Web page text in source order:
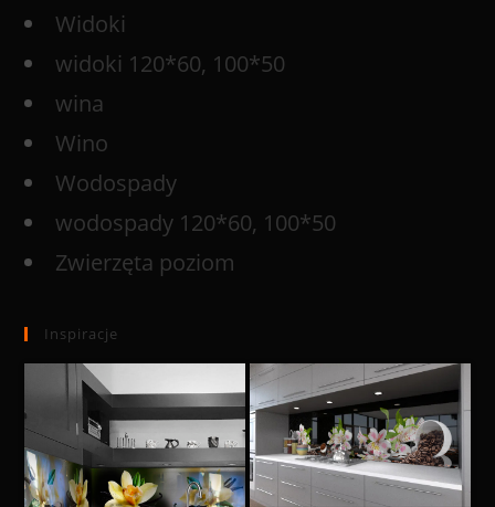
Widoki
widoki 120*60, 100*50
wina
Wino
Wodospady
wodospady 120*60, 100*50
Zwierzęta poziom
Inspiracje